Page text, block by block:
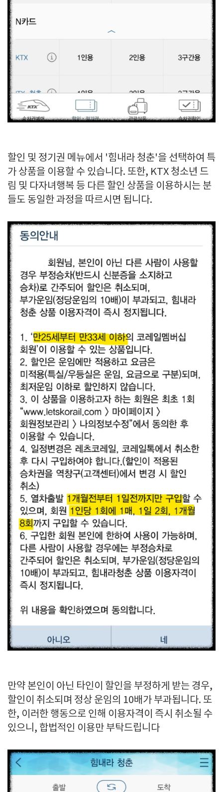
할인 및 정기권 메뉴에서 '힘내라 청춘'을 선택하여 특
가 상품을 이용할 수 있습니다. 또한, KTX 청소년 드
림 및 다자녀행복 등 다른 할인 상품을 이용하시는 분
들도 동일한 과정을 따르시면 됩니다.
만약 본인이 아닌 타인이 할인을 부정하게 받는 경우,
할인이 취소되며 정상 운임의 10배가 부과됩니다. 또
한, 이러한 행동으로 인해 이용자격이 즉시 취소될 수
있으니, 합법적인 이용만 부탁드립니다